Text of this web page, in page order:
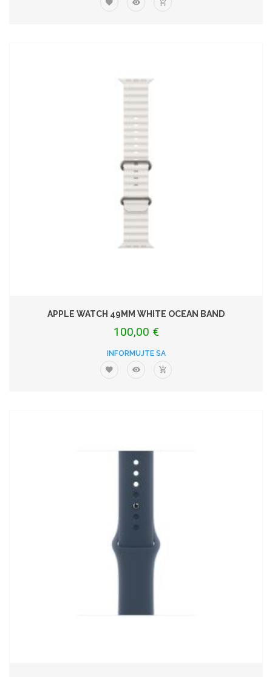
APPLE WATCH 49MM WHITE OCEAN BAND
100,00 €
INFORMUJTE SA